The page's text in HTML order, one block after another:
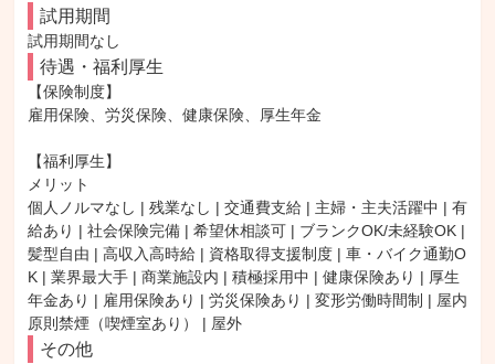
試用期間
試用期間なし
待遇・福利厚生
【保険制度】
雇用保険、労災保険、健康保険、厚生年金
【福利厚生】
メリット
個人ノルマなし | 残業なし | 交通費支給 | 主婦・主夫活躍中 | 有
給あり | 社会保険完備 | 希望休相談可 | ブランクOK/未経験OK |
髪型自由 | 高収入高時給 | 資格取得支援制度 | 車・バイク通勤O
K | 業界最大手 | 商業施設内 | 積極採用中 | 健康保険あり | 厚生
年金あり | 雇用保険あり | 労災保険あり | 変形労働時間制 | 屋内
原則禁煙（喫煙室あり） | 屋外
その他